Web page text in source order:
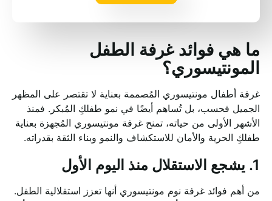
ما هي فوائد غرفة الطفل
المونتيسوري؟
غرفة أطفال مونتيسوري المُصممة بعناية لا تقتصر على المظهر
الجميل فحسب، بل تُساهم أيضًا في نمو طفلكِ المُبكر. فمنذ
الأشهر الأولى من حياته، تمنح غرفة مونتيسوري المُجهزة بعناية
طفلكِ الحرية والأمان للاستكشاف والنمو وبناء الثقة بقدراته.
1. يشجع الاستقلال منذ اليوم الأول
من أهم فوائد غرفة نوم مونتيسوري أنها تعزز استقلالية الطفل.